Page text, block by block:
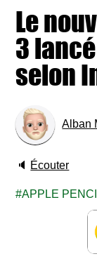
Le
3
selon
Alban
🔈 Écouter
APPLE